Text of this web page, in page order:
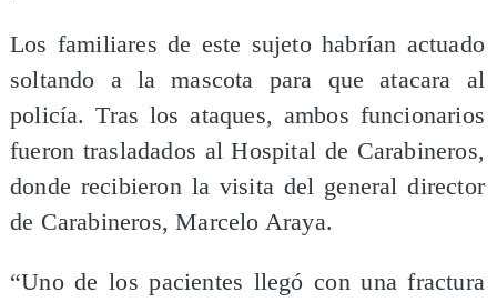
Los familiares de este sujeto habrían actuado
soltando a la mascota para que atacara al
policía. Tras los ataques, ambos funcionarios
fueron trasladados al Hospital de Carabineros,
donde recibieron la visita del general director
de Carabineros, Marcelo Araya.
“Uno de los pacientes llegó con una fractura